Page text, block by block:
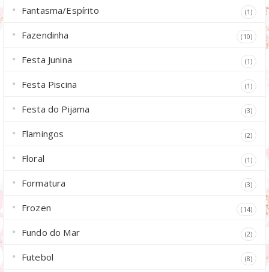
Fantasma/Espírito (1)
Fazendinha (10)
Festa Junina (1)
Festa Piscina (1)
Festa do Pijama (3)
Flamingos (2)
Floral (1)
Formatura (3)
Frozen (14)
Fundo do Mar (2)
Futebol (8)